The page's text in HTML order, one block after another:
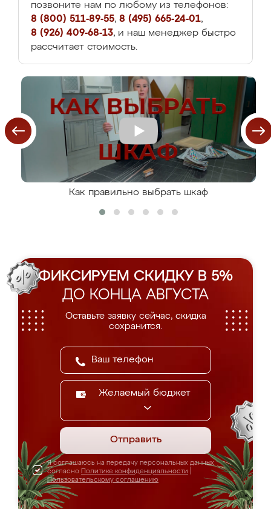
позвоните нам по любому из телефонов:
8 (800) 511-89-55, 8 (495) 665-24-01,
8 (926) 409-68-13, и наш менеджер быстро
рассчитает стоимость.
Как правильно выбрать шкаф
ФИКСИРУЕМ СКИДКУ В 5%
ДО КОНЦА АВГУСТА
Оставьте заявку сейчас, скидка
сохранится.
Желаемый бюджет
Отправить
Я соглашаюсь на передачу персональных данных
согласно Политике конфиденциальности
Пользовательскому соглашению